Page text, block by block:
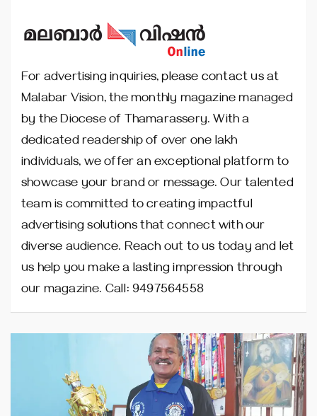
For advertising inquiries, please contact us at
Malabar Vision, the monthly magazine managed
by the Diocese of Thamarassery. With a
dedicated readership of over one lakh
individuals, we offer an exceptional platform to
showcase your brand or message. Our talented
team is committed to creating impactful
advertising solutions that connect with our
diverse audience. Reach out to us today and let
us help you make a lasting impression through
our magazine. Call: 9497564558